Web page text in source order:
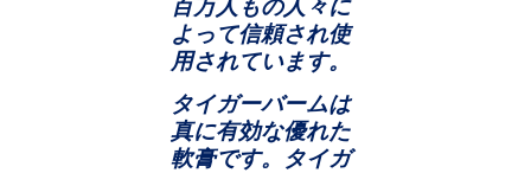
百万人もの人々に
よって信頼され使
用されています。
タイガーバームは
真に有効な優れた
軟膏です。タイガ